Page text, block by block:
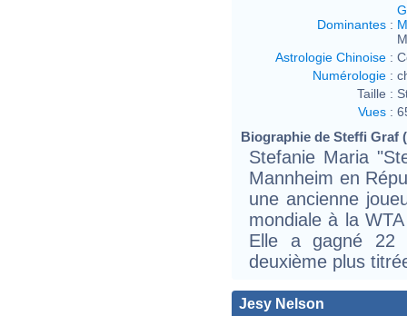
Dominantes :
Astrologie Chinoise :
Numérologie :
Taille :
Vues :
Biographie de Steffi Graf
Stefanie Maria
Mannheim en
une ancienne
mondiale à la
Elle a gagné 22
deuxième plus
Jesy Nelson